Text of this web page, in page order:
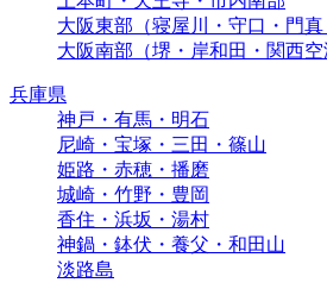
大阪東部（寝屋川・守口・門真
大阪南部（堺・岸和田・関西空
兵庫県
神戸・有馬・明石
尼崎・宝塚・三田・篠山
姫路・赤穂・播磨
城崎・竹野・豊岡
香住・浜坂・湯村
神鍋・鉢伏・養父・和田山
淡路島